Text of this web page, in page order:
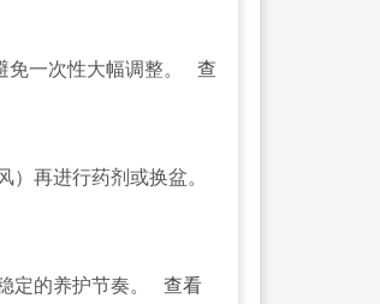
一次性大幅调整。
查
再进行药剂或换盆。
定的养护节奏。 查看